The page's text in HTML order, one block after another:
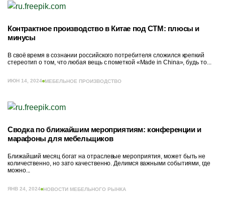
Контрактное производство в Китае под СТМ: плюсы и
минусы
В своё время в сознании российского потребителя сложился крепкий
стереотип о том, что любая вещь с пометкой «Made in China», будь то...
ИЮН 14, 2024 МЕБЕЛЬНОЕ ПРОИЗВОДСТВО
Сводка по ближайшим мероприятиям: конференции и
марафоны для мебельщиков
Ближайший месяц богат на отраслевые мероприятия, может быть не
количественно, но зато качественно. Делимся важными событиями, где
можно...
ЯНВ 24, 2024 НОВОСТИ МЕБЕЛЬНОГО РЫНКА